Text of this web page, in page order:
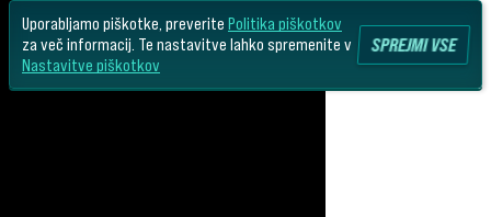
Uporabljamo piškotke, preverite Politika piškotkov
za več informacij. Te nastavitve lahko spremenite v
Nastavitve piškotkov
SPREJMI VSE